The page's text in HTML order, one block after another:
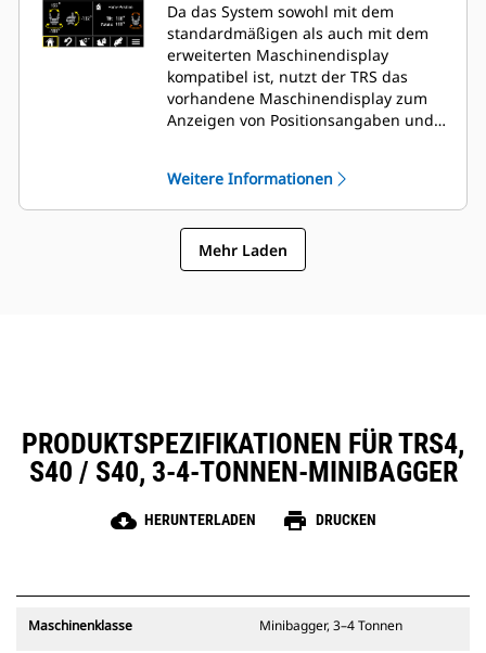
Da das System sowohl mit dem
standardmäßigen als auch mit dem
erweiterten Maschinendisplay
kompatibel ist, nutzt der TRS das
vorhandene Maschinendisplay zum
Anzeigen von Positionsangaben und
Displays, die in der Fahrerkabine
Ihres Baggers unnötigen Platz
beanspruchen würden.
Weitere Informationen
Mehr Laden
PRODUKTSPEZIFIKATIONEN FÜR TRS4,
S40 / S40, 3-4-TONNEN-MINIBAGGER
cloud_download HERUNTERLADEN print DRUCKEN
Maschinenklasse Minibagger, 3–4 Tonnen